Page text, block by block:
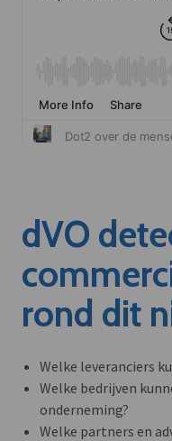
dVO
rond dit
Welke leveranciers
Welke bedrijven
onderneming?
Welke partners en